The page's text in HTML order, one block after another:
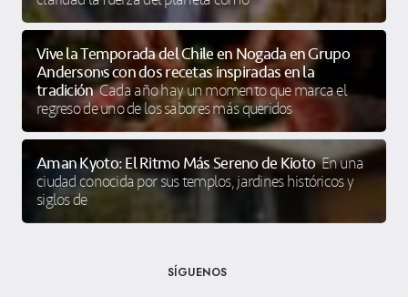
Vive la Temporada del Chile en Nogada en Grupo
Anderson’s con dos recetas inspiradas en la
tradición Cada año hay un momento que marca el
regreso de uno de los sabores más queridos
Aman Kyoto: El Ritmo Más Sereno de Kioto En una
ciudad conocida por sus templos, jardines históricos y
siglos de
SÍGUENOS